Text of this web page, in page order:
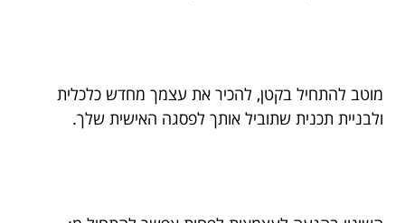
מוטב להתחיל בקטן, להכיר את עצמך מחדש כלכלית
ולבניית תכנית שתוביל אותך לפסגה האישית שלך.